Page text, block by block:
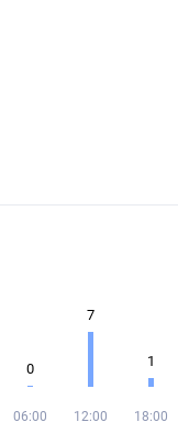
0
06:00
7
12:00
1
18:00